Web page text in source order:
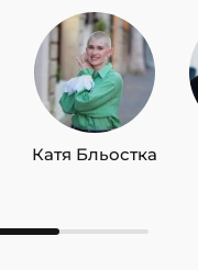
Катя Бльостка